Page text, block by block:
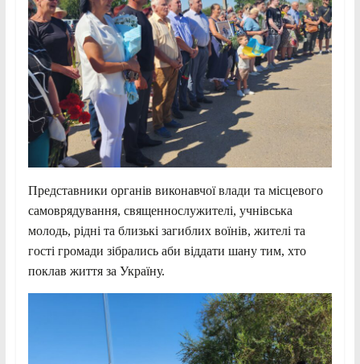
Представники органів виконавчої влади та місцевого
самоврядування, священнослужителі, учнівська
молодь, рідні та близькі загиблих воїнів, жителі та
гості громади зібрались аби віддати шану тим, хто
поклав життя за Україну.